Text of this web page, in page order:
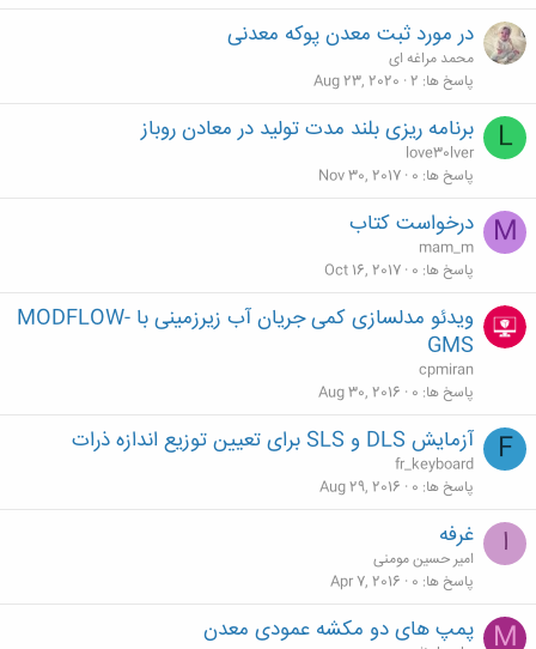
در مورد ثبت معدن پوکه معدنی
محمد مراغه ای
پاسخ ها 2
Aug 23, 2020
L برنامه ریزی بلند مدت تولید در معادن روباز
love30lver
پاسخ ها 0
Nov 30, 2017
M درخواست کتاب
mam_m
پاسخ ها 0
Oct 16, 2017
ویدئو مدلسازی کمی جریان آب زیرزمینی با MODFLOW-
GMS
cpmiran
پاسخ ها 0
Aug 30, 2016
F آزمایش DLS و SLS برای تعیین توزیع اندازه ذرات
fr_keyboard
پاسخ ها 0
Aug 29, 2016
ا غرفه
امیر حسین مومنی
پاسخ ها 0
Apr 7, 2016
M پمپ های دو مکشه عمودی معدن